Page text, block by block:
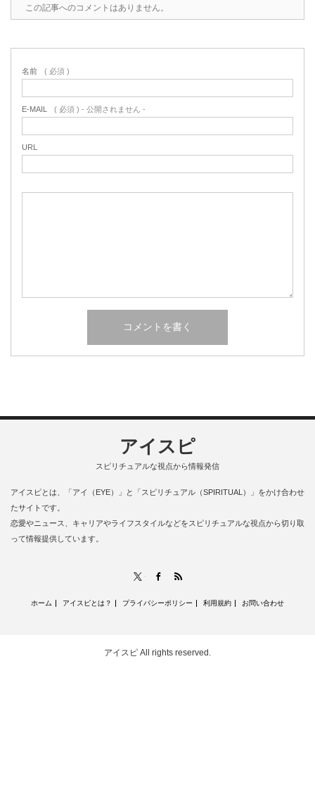
この記事へのコメントはありません。
名前 ( 必須 )
E-MAIL ( 必須 ) - 公開されません -
URL
アイスピ
スピリチュアルな視点から情報発信
アイスピとは、「アイ（EYE）」と「スピリチュアル（SPIRITUAL）」をかけ合わせ
たサイトです。
恋愛やニュース、キャリアやライフスタイルなどをスピリチュアルな視点から切り取
って情報提供しています。
Facebook
ホーム アイスピとは？ プライバシーポリシー 利用規約 お問い合わせ
アイスピ All rights reserved.